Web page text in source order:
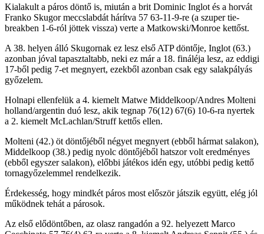
Kialakult a páros döntő is, miután a brit Dominic Inglot és a horvát
Franko Skugor meccslabdát hárítva 57 63-11-9-re (a szuper tie-
breakben 1-6-ról jöttek vissza) verte a Matkowski/Monroe kettőst.
A 38. helyen álló Skugornak ez lesz első ATP döntője, Inglot (63.)
azonban jóval tapasztaltabb, neki ez már a 18. fináléja lesz, az eddigi
17-ből pedig 7-et megnyert, ezekből azonban csak egy salakpályás
győzelem.
Holnapi ellenfelük a 4. kiemelt Matwe Middelkoop/Andres Molteni
holland/argentin duó lesz, akik tegnap 76(12) 67(6) 10-6-ra nyertek
a 2. kiemelt McLachlan/Struff kettős ellen.
Molteni (42.) öt döntőjéből négyet megnyert (ebből hármat salakon),
Middelkoop (38.) pedig nyolc döntőjéből hatszor volt eredményes
(ebből egyszer salakon), előbbi játékos idén egy, utóbbi pedig kettő
tornagyőzelemmel rendelkezik.
Érdekesség, hogy mindkét páros most először játszik együtt, elég jól
működnek tehát a párosok.
Az első elődöntőben, az olasz rangadón a 92. helyezett Marco